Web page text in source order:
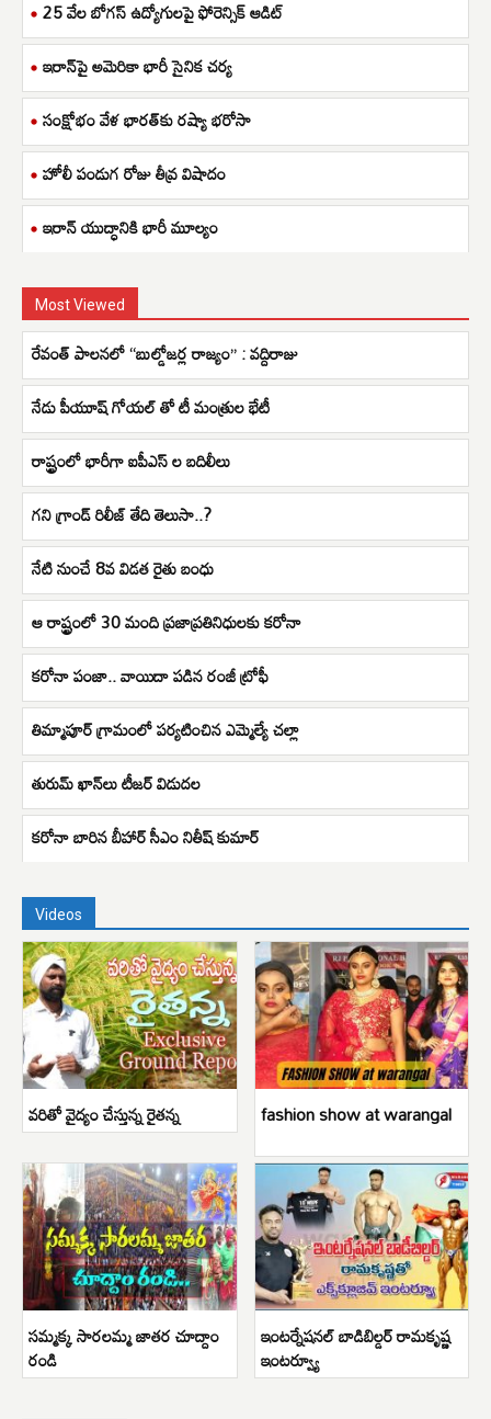
25 వేల బోగస్ ఉద్యోగులపై ఫోరెన్సిక్ ఆడిట్
ఇరాన్‌పై అమెరికా భారీ సైనిక చర్య
సంక్షోభం వేళ భారత్‌కు రష్యా భరోసా
హోలీ పండుగ రోజు తీవ్ర విషాదం
ఇరాన్ యుద్ధానికి భారీ మూల్యం
Most Viewed
రేవంత్ పాలనలో “బుల్డోజర్ల రాజ్యం” : వద్దిరాజు
నేడు పీయూష్ గోయల్ తో టీ మంత్రుల భేటీ
రాష్ట్రంలో భారీగా ఐపీఎస్ ల బదిలీలు
గని గ్రాండ్ రిలీజ్ తేది తెలుసా..?
నేటి నుంచే 8వ విడత రైతు బంధు
ఆ రాష్ట్రంలో 30 మంది ప్రజాప్రతినిధులకు కరోనా
కరోనా పంజా.. వాయిదా పడిన రంజీ ట్రోఫీ
తిమ్మాపూర్ గ్రామంలో పర్యటించిన ఎమ్మెల్యే చల్లా
తురుమ్ ఖాన్‌లు టీజర్ విడుదల
కరోనా బారిన బీహార్ సీఎం నితీష్ కుమార్
Videos
వరితో వైద్యం చేస్తున్న రైతన్న fashion show at warangal
సమ్మక్క సారలమ్మ జాతర చూద్దాం
రండి
ఇంటర్నేషనల్ బాడిబిల్డర్ రామకృష్ణ
ఇంటర్వ్యూ